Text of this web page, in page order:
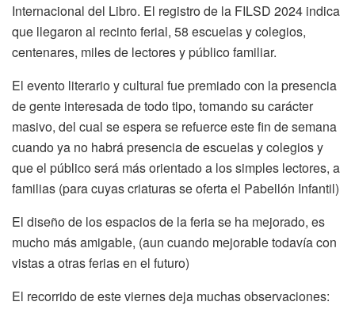
Internacional del Libro. El registro de la FILSD 2024 indica
que llegaron al recinto ferial, 58 escuelas y colegios,
centenares, miles de lectores y público familiar.
El evento literario y cultural fue premiado con la presencia
de gente interesada de todo tipo, tomando su carácter
masivo, del cual se espera se refuerce este fin de semana
cuando ya no habrá presencia de escuelas y colegios y
que el público será más orientado a los simples lectores, a
familias (para cuyas criaturas se oferta el Pabellón Infantil)
El diseño de los espacios de la feria se ha mejorado, es
mucho más amigable, (aun cuando mejorable todavía con
vistas a otras ferias en el futuro)
El recorrido de este viernes deja muchas observaciones: